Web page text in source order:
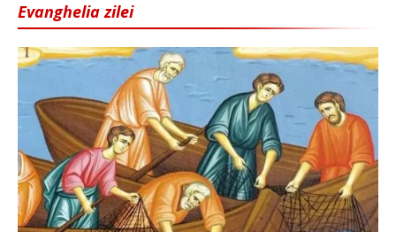
Evanghelia zilei